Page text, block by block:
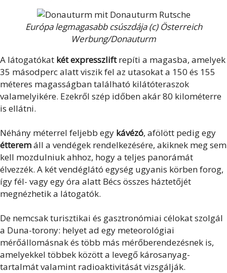
Európa legmagasabb csúszdája (c) Österreich
Werbung/Donauturm
A látogatókat két expresszliftrepíti a magasba, amelyek
35 másodperc alatt viszik fel az utasokat a 150 és 155
méteres magasságban található kilátóteraszok
valamelyikére. Ezekről szép időben akár 80 kilométerre
is ellátni.
Néhány méterrel feljebb egy kávézó, afölött pedig egy
étteremáll a vendégek rendelkezésére, akiknek meg sem
kell mozdulniuk ahhoz, hogy a teljes panorámát
élvezzék. A két vendéglátó egység ugyanis körben forog,
így fél- vagy egy óra alatt Bécs összes háztetőjét
megnézhetik a látogatók.
De nemcsak turisztikai és gasztronómiai célokat szolgál
a Duna-torony: helyet ad egy meteorológiai
mérőállomásnak és több más mérőberendezésnek is,
amelyekkel többek között a levegő károsanyag-
tartalmát valamint radioaktivitását vizsgálják.